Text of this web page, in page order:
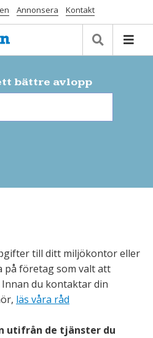
Annonsera Kontakt
bättre avlopp
till ditt miljökontor eller
på företag som valt att
du kontaktar din
läs våra råd
utifrån de tjänster du